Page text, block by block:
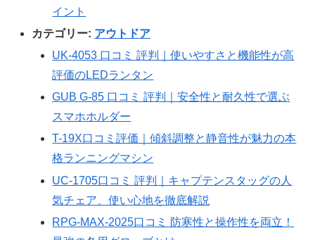
イント
カテゴリー: アウトドア
UK-4053 口コミ 評判｜使いやすさと機能性が高
評価のLEDランタン
GUB G-85 口コミ 評判｜安全性と耐久性で選ぶ
スマホホルダー
T-19X口コミ評価｜傾斜調整と静音性が魅力の本
格ランニングマシン
UC-1705口コミ 評判｜キャプテンスタッグの人
気チェア、使い心地を徹底解説
RPG-MAX-2025口コミ 防寒性と操作性を両立！